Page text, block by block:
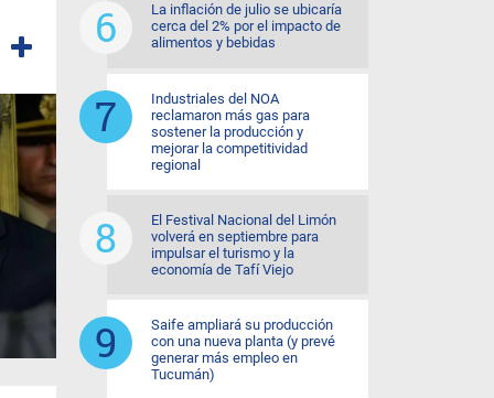
La inflación de julio se ubicaría
cerca del 2% por el impacto de
alimentos y bebidas
Industriales del NOA
reclamaron más gas para
sostener la producción y
mejorar la competitividad
regional
El Festival Nacional del Limón
volverá en septiembre para
impulsar el turismo y la
economía de Tafí Viejo
Saife ampliará su producción
con una nueva planta (y prevé
generar más empleo en
Tucumán)